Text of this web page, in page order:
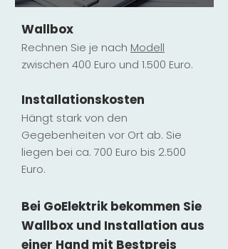
Wallbox
Rechnen Sie je nach Modell
zwischen 400 Euro und 1.500 Euro.
Installationskosten
Hängt stark von den
Gegebenheiten vor Ort ab. Sie
liegen bei ca. 700 Euro bis 2.500
Euro.
Bei GoElektrik bekommen Sie
Wallbox und Installation aus
einer Hand mit Bestpreis